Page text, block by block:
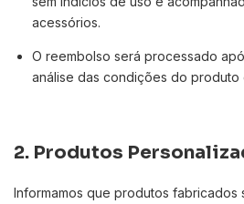
acessórios.
O reembolso será processado
análise das condições do produto
2. Produtos
Informamos que produtos fabricados